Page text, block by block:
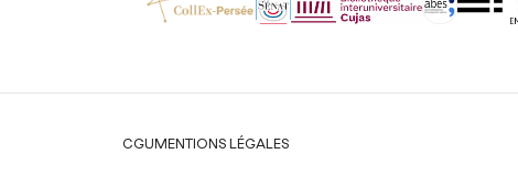
Légal
CGUMENTIONS LÉGALES